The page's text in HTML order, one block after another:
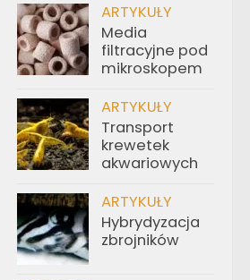
ARTYKUŁY
Media
filtracyjne pod
mikroskopem
ARTYKUŁY
Transport
krewetek
akwariowych
ARTYKUŁY
Hybrydyzacja
zbrojników